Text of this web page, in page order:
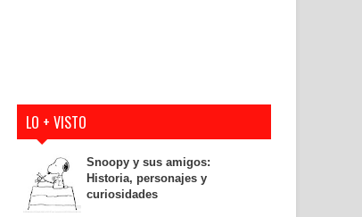
LO + VISTO
Snoopy y sus amigos:
Historia, personajes y
curiosidades